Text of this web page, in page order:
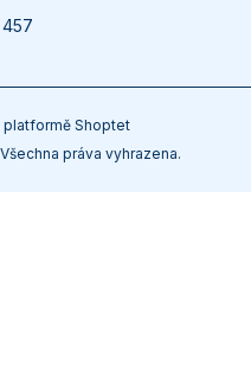
platforměShoptet
práva vyhrazena.